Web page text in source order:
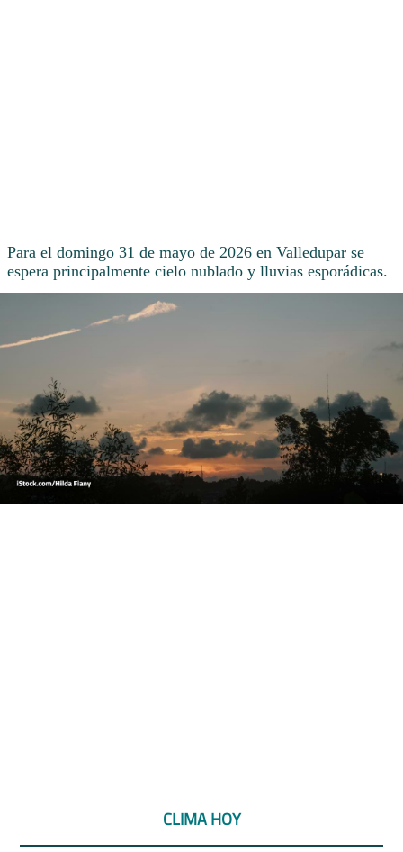
Para el domingo 31 de mayo de 2026 en Valledupar se
espera principalmente cielo nublado y lluvias esporádicas.
CLIMA HOY